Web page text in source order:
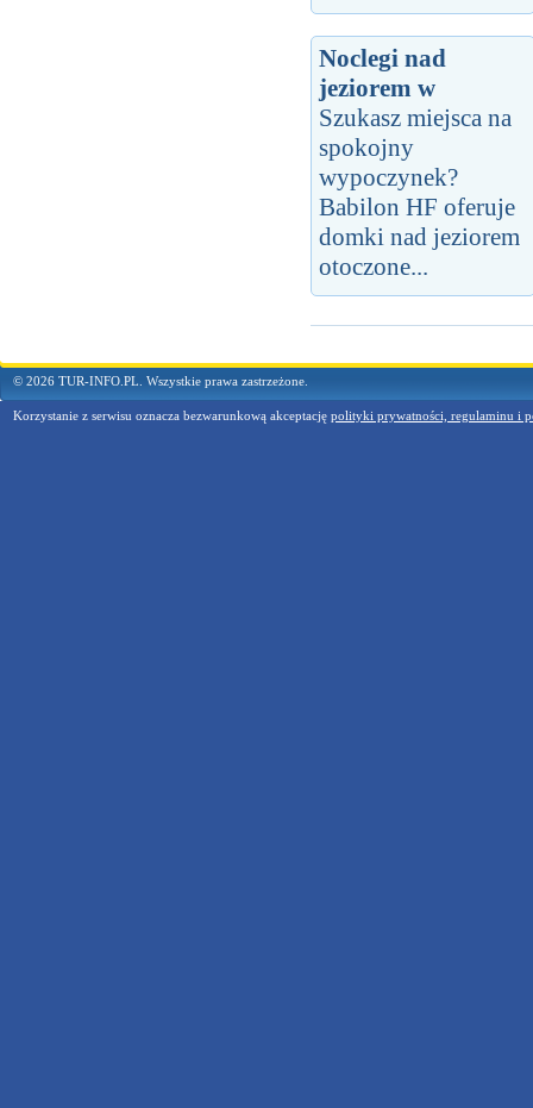
Noclegi nad
jeziorem w
Szukasz miejsca na
spokojny
wypoczynek?
Babilon HF oferuje
domki nad jeziorem
otoczone...
© 2026 TUR-INFO.PL. Wszystkie prawa zastrzeżone.
Korzystanie z serwisu oznacza bezwarunkową akceptację polityki prywatności, regulaminu i